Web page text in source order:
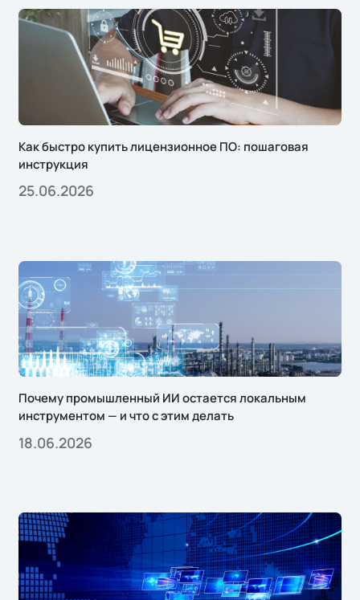
Как быстро купить лицензионное ПО: пошаговая
инструкция
25.06.2026
Почему промышленный ИИ остается локальным
инструментом — и что с этим делать
18.06.2026